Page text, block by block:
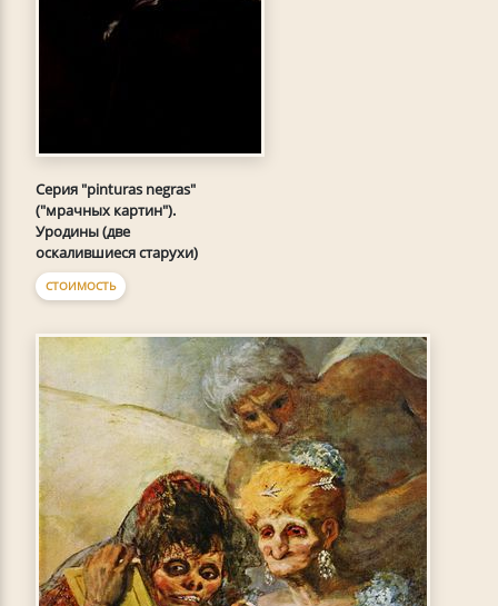
Серия "pinturas negras"
("мрачных картин").
Уродины (две
оскалившиеся старухи)
СТОИМОСТЬ